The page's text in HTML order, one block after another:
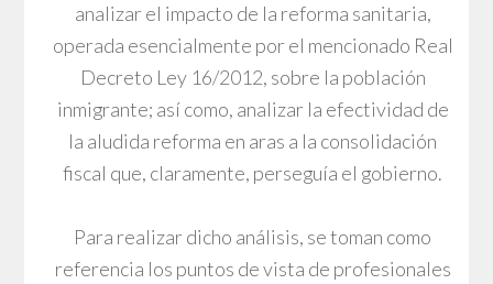
analizar el impacto de la reforma sanitaria,
operada esencialmente por el mencionado Real
Decreto Ley 16/2012, sobre la población
inmigrante; así como, analizar la efectividad de
la aludida reforma en aras a la consolidación
fiscal que, claramente, perseguía el gobierno.
Para realizar dicho análisis, se toman como
referencia los puntos de vista de profesionales